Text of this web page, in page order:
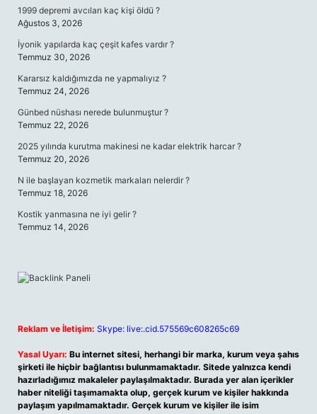
1999 depremi avcıları kaç kişi öldü ?
Ağustos 3, 2026
İyonik yapılarda kaç çeşit kafes vardır ?
Temmuz 30, 2026
Kararsız kaldığımızda ne yapmalıyız ?
Temmuz 24, 2026
Günbed nüshası nerede bulunmuştur ?
Temmuz 22, 2026
2025 yılında kurutma makinesi ne kadar elektrik harcar ?
Temmuz 20, 2026
N ile başlayan kozmetik markaları nelerdir ?
Temmuz 18, 2026
Kostik yanmasına ne iyi gelir ?
Temmuz 14, 2026
Reklam ve İletişim: Skype: live:.cid.575569c608265c69
Yasal Uyarı: Bu internet sitesi, herhangi bir marka, kurum veya şahıs
şirketi ile hiçbir bağlantısı bulunmamaktadır. Sitede yalnızca kendi
hazırladığımız makaleler paylaşılmaktadır. Burada yer alan içerikler
haber niteliği taşımamakta olup, gerçek kurum ve kişiler hakkında
paylaşım yapılmamaktadır. Gerçek kurum ve kişiler ile isim